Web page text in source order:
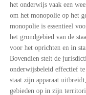
het onderwijs vaak een
om het monopolie op het
monopolie is essentieel
het grondgebied van de
voor het oprichten en in
Bovendien stelt de
onderwijsbeleid effectief
staat zijn apparaat
gebieden op in zijn